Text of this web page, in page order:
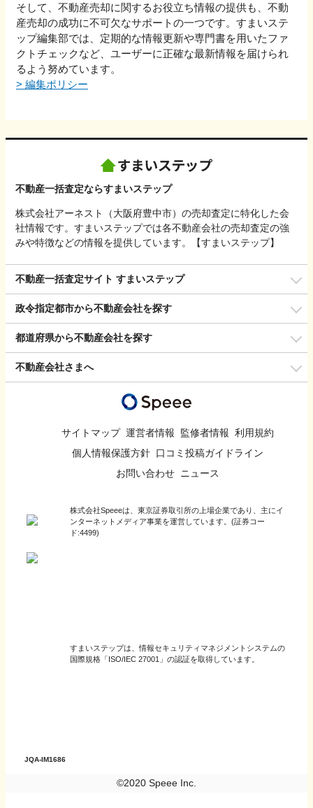
そして、不動産売却に関するお役立ち情報の提供も、不動
産売却の成功に不可欠なサポートの一つです。すまいステ
ップ編集部では、定期的な情報更新や専門書を用いたファ
クトチェックなど、ユーザーに正確な最新情報を届けられ
るよう努めています。
> 編集ポリシー
不動産一括査定ならすまいステップ
株式会社アーネスト（大阪府豊中市）の売却査定に特化した会
社情報です。すまいステップでは各不動産会社の売却査定の強
みや特徴などの情報を提供しています。【すまいステップ】
不動産一括査定サイト すまいステップ
政令指定都市から不動産会社を探す
都道府県から不動産会社を探す
不動産会社さまへ
サイトマップ 運営者情報 監修者情報 利用規約
個人情報保護方針 口コミ投稿ガイドライン
お問い合わせ ニュース
株式会社Speeeは、東京証券取引所の上場企業であり、主にイ
ンターネットメディア事業を運営しています。(証券コー
ド:4499)
JQA-IM1686
すまいステップは、情報セキュリティマネジメントシステムの
国際規格「ISO/IEC 27001」の認証を取得しています。
©2020 Speee Inc.